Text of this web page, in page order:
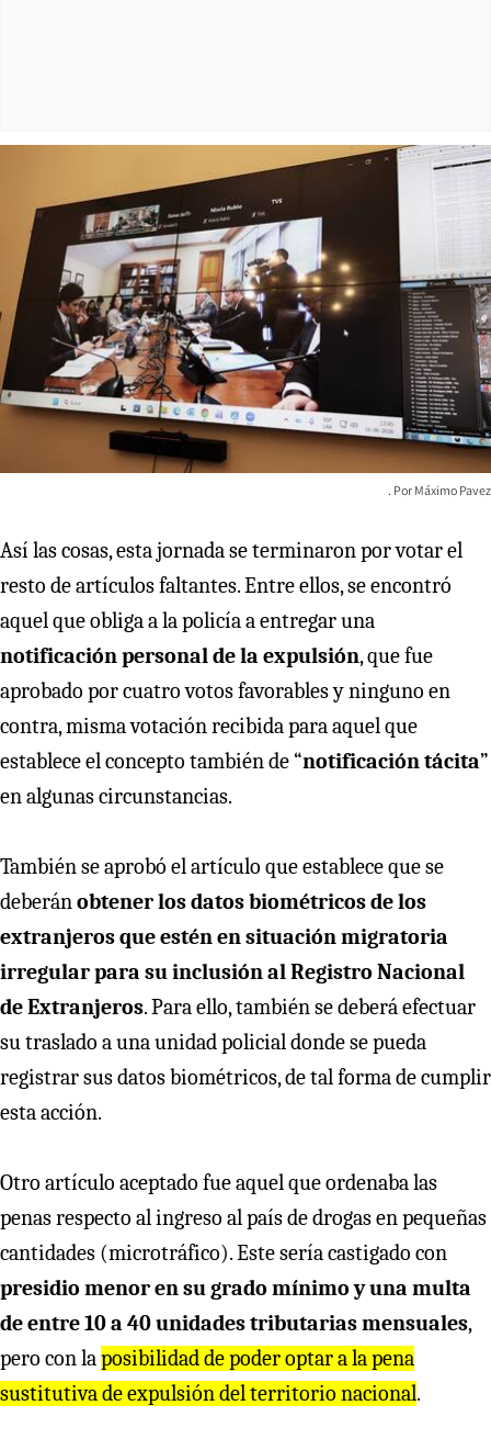
Máximo Pavez
Así las cosas, esta jornada se terminaron por votar el
resto de artículos faltantes. Entre ellos, se encontró
aquel que obliga a la policía a entregar una
notificación personal de la expulsión, que fue
aprobado por cuatro votos favorables y ninguno en
contra, misma votación recibida para aquel que
establece el concepto también de “notificación tácita”
en algunas circunstancias.
También se aprobó el artículo que establece que se
deberán obtener los datos biométricos de los
extranjeros que estén en situación migratoria
irregular para su inclusión al Registro Nacional
de Extranjeros. Para ello, también se deberá efectuar
su traslado a una unidad policial donde se pueda
registrar sus datos biométricos, de tal forma de cumplir
esta acción.
Otro artículo aceptado fue aquel que ordenaba las
penas respecto al ingreso al país de drogas en pequeñas
cantidades (microtráfico). Este sería castigado con
presidio menor en su grado mínimo y una multa
de entre 10 a 40 unidades tributarias mensuales,
pero con la posibilidad de poder optar a la pena
sustitutiva de expulsión del territorio nacional.